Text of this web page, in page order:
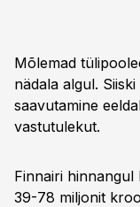
Mõlemad
nädala algul.
saavutamine
vastutulekut.
Finnairi
39-78 miljonit